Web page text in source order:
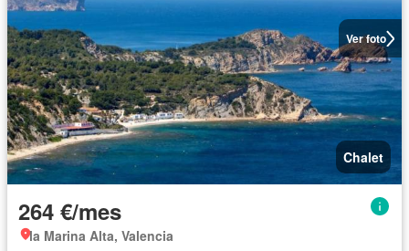
Ver foto
Chalet
264 €/mes
la Marina Alta, Valencia